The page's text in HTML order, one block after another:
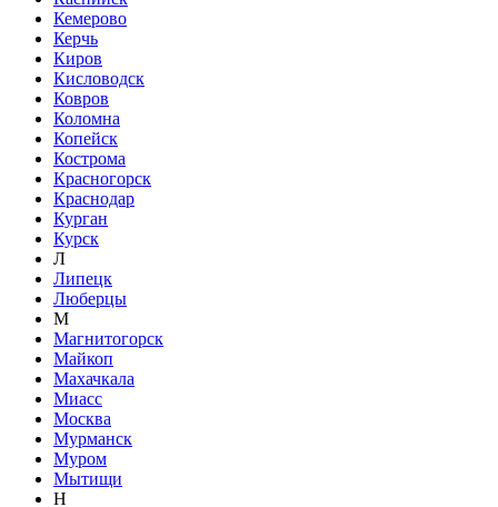
Кемерово
Керчь
Киров
Кисловодск
Ковров
Коломна
Копейск
Кострома
Красногорск
Краснодар
Курган
Курск
Л
Липецк
Люберцы
М
Магнитогорск
Майкоп
Махачкала
Миасс
Москва
Мурманск
Муром
Мытищи
Н